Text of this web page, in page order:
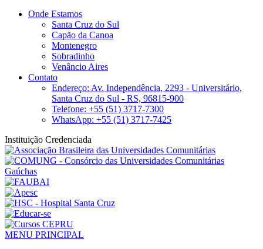
Onde Estamos
Santa Cruz do Sul
Capão da Canoa
Montenegro
Sobradinho
Venâncio Aires
Contato
Endereço: Av. Independência, 2293 - Universitário,
Santa Cruz do Sul - RS, 96815-900
Telefone: +55 (51) 3717-7300
WhatsApp: +55 (51) 3717-7425
Instituição Credenciada
MENU PRINCIPAL